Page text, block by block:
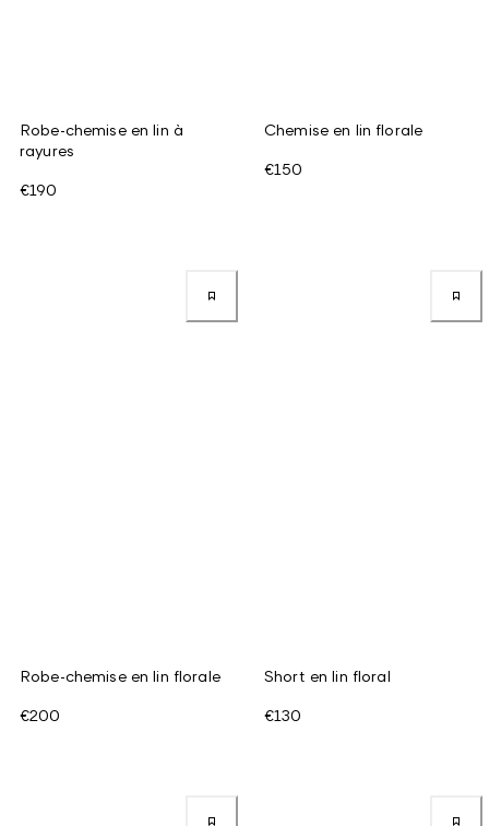
Robe-chemise en lin à
rayures
€190
Chemise en lin florale
€150
Robe-chemise en lin florale
€200
Short en lin floral
€130